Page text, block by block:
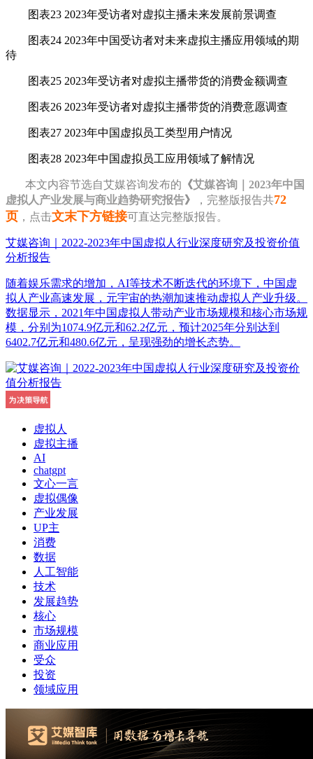
图表23 2023年受访者对虚拟主播未来发展前景调查
图表24 2023年中国受访者对未来虚拟主播应用领域的期
待
图表25 2023年受访者对虚拟主播带货的消费金额调查
图表26 2023年受访者对虚拟主播带货的消费意愿调查
图表27 2023年中国虚拟员工类型用户情况
图表28 2023年中国虚拟员工应用领域了解情况
本文内容节选自艾媒咨询发布的 《艾媒咨询｜2023年中国
虚拟人产业发展与商业趋势研究报告》 ，完整版报告共72
页 ，点击文末下方链接可直达完整版报告。
艾媒咨询｜2022-2023年中国虚拟人行业深度研究及投资价值
分析报告
随着娱乐需求的增加，AI等技术不断迭代的环境下，中国虚
拟人产业高速发展，元宇宙的热潮加速推动虚拟人产业升级。
数据显示，2021年中国虚拟人带动产业市场规模和核心市场规
模，分别为1074.9亿元和62.2亿元，预计2025年分别达到
6402.7亿元和480.6亿元，呈现强劲的增长态势。
虚拟人
虚拟主播
AI
chatgpt
文心一言
虚拟偶像
产业发展
UP主
消费
数据
人工智能
技术
发展趋势
核心
市场规模
商业应用
受众
投资
领域应用